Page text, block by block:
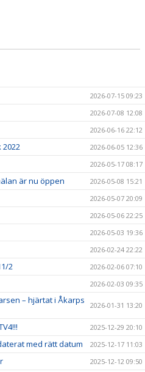
2026-07-15 09:23
2026-07-08 12:08
2026-06-16 22:12
2022 2026-06-05 12:36
2026-05-17 08:17
är nu öppen 2026-05-08 15:21
2026-05-07 20:09
2026-05-06 22:25
2026-05-03 19:36
2026-02-24 22:22
2 2026-02-06 07:10
2026-02-03 09:35
– hjärtat i Åkarps
2026-01-31 13:20
2025-12-29 20:10
med rätt datum 2025-12-17 11:03
2025-12-12 09:50